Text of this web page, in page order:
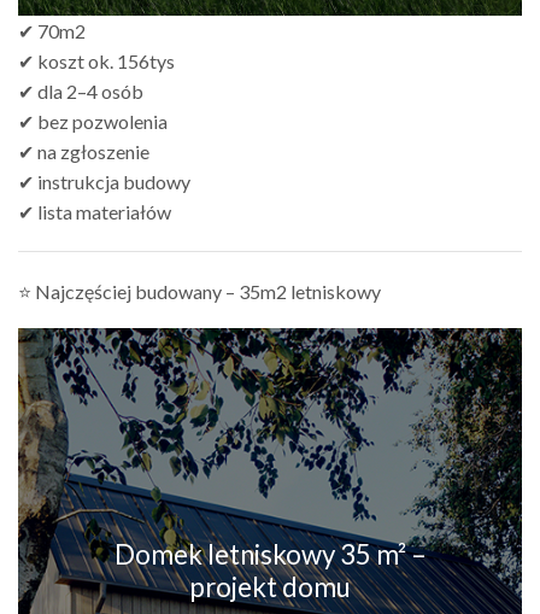
✔ 70m2
✔ koszt ok. 156tys
✔ dla 2–4 osób
✔ bez pozwolenia
✔ na zgłoszenie
✔ instrukcja budowy
✔ lista materiałów
⭐ Najczęściej budowany – 35m2 letniskowy
Domek letniskowy 35 m² –
projekt domu